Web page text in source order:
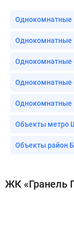
Однокомнатные
Однокомнатные
Однокомнатные
Однокомнатные
Однокомнатные
Объекты метро
Объекты район
ЖК «Гранель